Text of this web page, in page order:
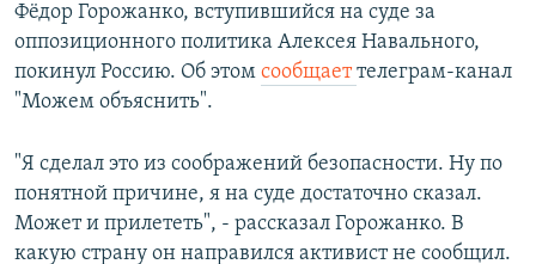
Фёдор Горожанко, вступившийся на суде за
оппозиционного политика Алексея Навального,
покинул Россию. Об этом сообщаеттелеграм-канал
"Можем объяснить".
"Я сделал это из соображений безопасности. Ну по
понятной причине, я на суде достаточно сказал.
Может и прилететь", - рассказал Горожанко. В
какую страну он направился активист не сообщил.